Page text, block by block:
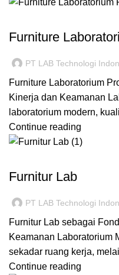
Furniture
PT LAB Technologi
Furniture Laboratorium
Kinerja dan Keamanan
laboratorium modern,
Continue reading
Furnitur Lab
PT LAB Technologi
Furnitur Lab sebagai
Keamanan Laboratorium
sekadar ruang kerja,
Continue reading